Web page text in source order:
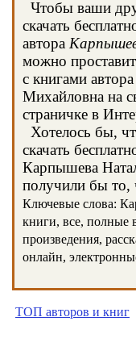
Чтобы ваши
скачать
автора
можно
с книгами
Михайловна на
страничке в
Хотелось бы,
скачать
Карпышева
получили бы то,
Ключевые слова:
книги, все, полные
произведения,
онлайн,
ТОП авторов и книг